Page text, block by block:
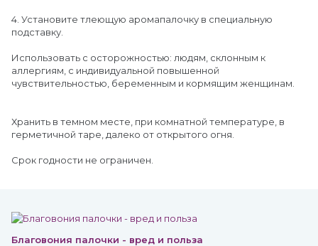
4. Установите тлеющую аромапалочку в специальную
подставку.
Использовать с осторожностью: людям, склонным к
аллергиям, с индивидуальной повышенной
чувствительностью, беременным и кормящим женщинам.
Хранить в темном месте, при комнатной температуре, в
герметичной таре, далеко от открытого огня.
Срок годности не ограничен.
Благовония палочки - вред и польза